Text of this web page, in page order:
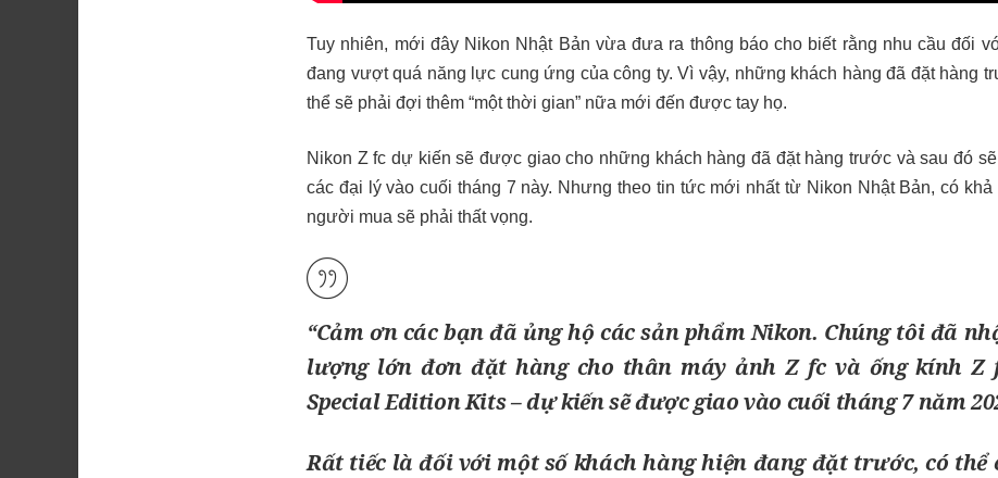
Tuy nhiên, mới đây Nikon Nhật Bản vừa đưa ra thông báo cho biết rằng nhu cầu đối
đang vượt quá năng lực cung ứng của công ty. Vì vậy, những khách hàng đã đặt hàng
thể sẽ phải đợi thêm “một thời gian” nữa mới đến được tay họ.
Nikon Z fc dự kiến ​​sẽ được giao cho những khách hàng đã đặt hàng trước và sau đó
các đại lý vào cuối tháng 7 này. Nhưng theo tin tức mới nhất từ Nikon Nhật Bản, có
người mua sẽ phải thất vọng.
“Cảm ơn các bạn đã ủng hộ các sản phẩm Nikon. Chúng tôi đã
lượng lớn đơn đặt hàng cho thân máy ảnh Z fc và ống kính Z
Special Edition Kits – dự kiến ​​sẽ được giao vào cuối tháng 7 năm
Rất tiếc là đối với một số khách hàng hiện đang đặt trước, có thể